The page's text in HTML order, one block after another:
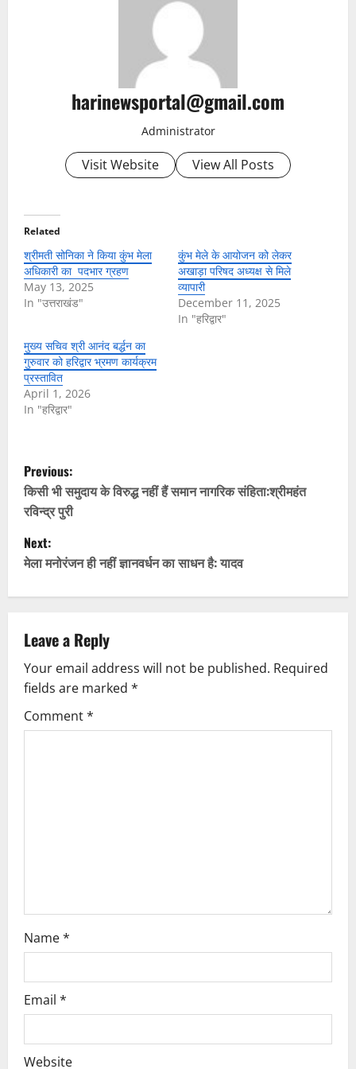
harinewsportal@gmail.com
Administrator
Visit Website View All Posts
Related
श्रीमती सोनिका ने किया कुंभ मेला
अधिकारी का पदभार ग्रहण
May 13, 2025
In "उत्तराखंड"
कुंभ मेले के आयोजन को लेकर
अखाड़ा परिषद अध्यक्ष से मिले
व्यापारी
December 11, 2025
In "हरिद्वार"
मुख्य सचिव श्री आनंद बर्द्धन का
गुरुवार को हरिद्वार भ्रमण कार्यक्रम
प्रस्तावित
April 1, 2026
In "हरिद्वार"
P
o
s
t
n
a
v
i
g
Previous:
किसी भी समुदाय के विरुद्ध नहीं हैं समान नागरिक संहिता:श्रीमहंत
रविन्द्र पुरी
Next:
मेला मनोरंजन ही नहीं ज्ञानवर्धन का साधन है: यादव
Leave a Reply
Your email address will not be published. Required
fields are marked *
Comment*
Name*
Email *
Website